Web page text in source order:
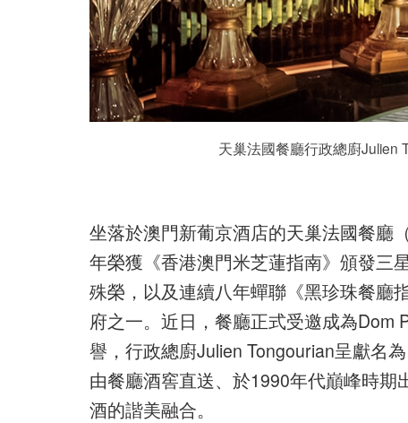
天巢法國餐廳行政總廚Julien
坐落於澳門新葡京酒店的天巢法國餐廳
年榮獲《香港澳門米芝蓮指南》頒發三
殊榮，以及連續八年蟬聯《黑珍珠餐廳
府之一。近日，餐廳正式受邀成為Dom
譽，行政總廚Julien Tongourian呈獻名
由餐廳酒窖直送、於1990年代巔峰時
酒的諧美融合。